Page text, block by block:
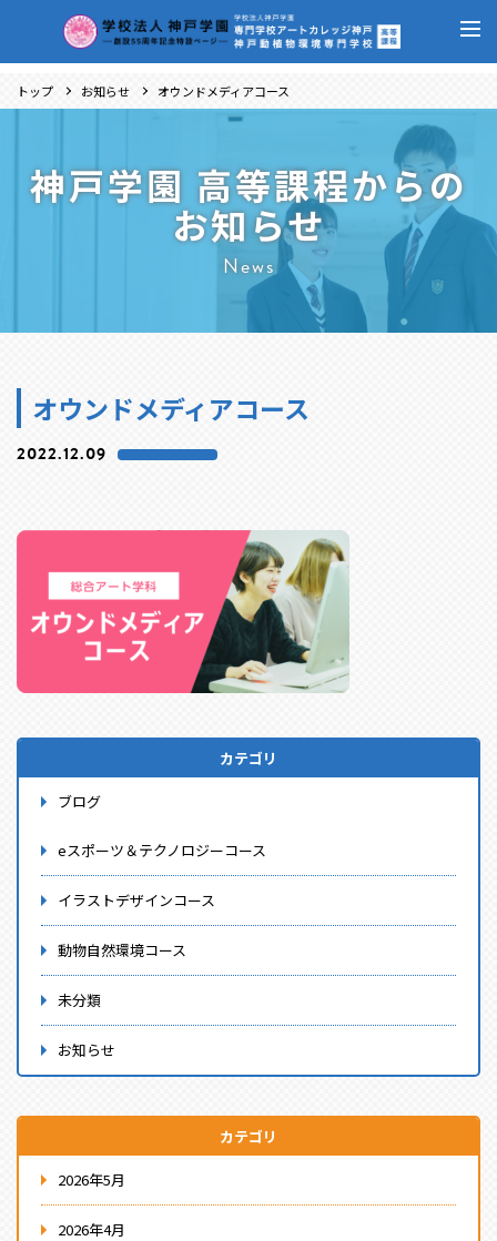
トップ お知らせ オウンドメディアコース
神戸学園 高等課程からの
お知らせ
News
オウンドメディアコース
2022.12.09
カテゴリ
ブログ
eスポーツ＆テクノロジーコース
イラストデザインコース
動物自然環境コース
未分類
お知らせ
カテゴリ
2026年5月
2026年4月